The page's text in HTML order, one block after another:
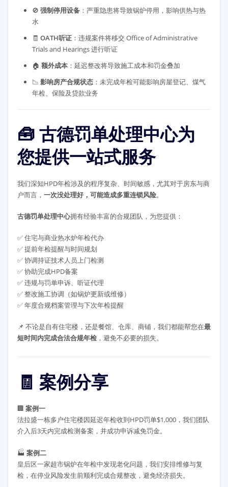
🚫强制停用设备 ：严重隐患将导致锅炉停用，影响供热与热
水
🧾OATH听证 ：违规案件将移交 Office of Administrative
Trials and Hearings 进行听证
🏠额外成本 ：延迟整改将导致施工成本和罚金叠加
📉影响房产合规状态 ：未完成年检可能影响房屋登记、煤气
年检、保险及贷款业务
🧰 古德罚单处理中心为
您提供一站式服务
我们深知HPD年检涉及的程序复杂、时间敏感，尤其对于房东与商
户而言， 一次没处理好，可能造成多重连锁风险。
古德罚单处理中心拥有经验丰富的合规团队，为您提供：
✅ 住宅与商业热水炉年检代办
✅ 提前年检提醒与时间规划
✅ 协调持证技术人员上门检测
✅ 协助完成HPD备案
✅ 违规与罚单申诉、听证代理
✅ 整改施工协调（如锅炉更新或维修）
✅ 年度合规档案管理与下次年检提醒
📌 不论是自有住宅楼，还是餐馆、仓库、商铺，我们都能帮您在最
短时间内完成合法合规年检，避免不必要的损失。
🧾 案例分享
🏢 案例一
法拉盛一栋多户住宅楼因延迟年检收到HPD罚单$1,000，我们团队
介入后3天内完成检测备案，并成功申诉减免罚金。
🏭 案例二
皇后区一家超市锅炉在年检中发现老化问题，我们安排维修与复
检，在停业风险发生前顺利完成合规整改，避免经济损失。